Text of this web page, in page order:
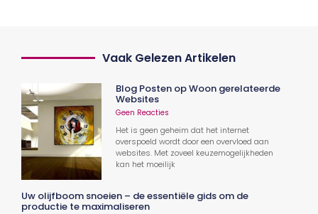
Vaak Gelezen Artikelen
Blog Posten op Woon gerelateerde
Websites
Geen Reacties
Het is geen geheim dat het internet
overspoeld wordt door een overvloed aan
websites. Met zoveel keuzemogelijkheden
kan het moeilijk
Uw olijfboom snoeien – de essentiële gids om de
productie te maximaliseren